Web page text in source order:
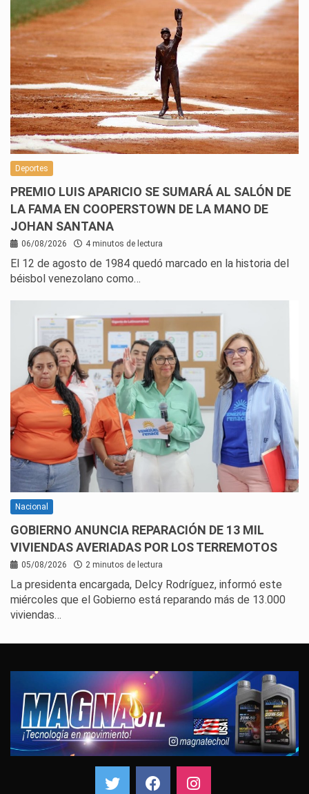
Deportes
PREMIO LUIS APARICIO SE SUMARÁ AL SALÓN DE
LA FAMA EN COOPERSTOWN DE LA MANO DE
JOHAN SANTANA
06/08/2026 4 minutos de lectura
El 12 de agosto de 1984 quedó marcado en la historia del
béisbol venezolano como…
Nacional
GOBIERNO ANUNCIA REPARACIÓN DE 13 MIL
VIVIENDAS AVERIADAS POR LOS TERREMOTOS
05/08/2026 2 minutos de lectura
La presidenta encargada, Delcy Rodríguez, informó este
miércoles que el Gobierno está reparando más de 13.000
viviendas…